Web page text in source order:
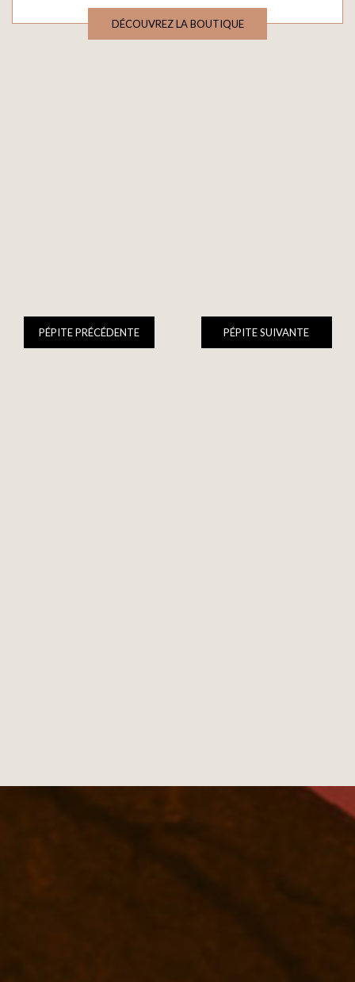
DÉCOUVREZ LA BOUTIQUE
PÉPITE PRÉCÉDENTE PÉPITE SUIVANTE